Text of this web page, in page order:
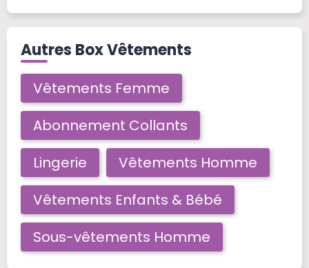
Autres Box Vêtements
Vêtements Femme
Abonnement Collants
Lingerie
Vêtements Homme
Vêtements Enfants & Bébé
Sous-vêtements Homme